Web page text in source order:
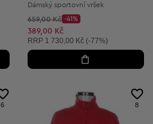
Dámský sportovní vršek
Původní cena:
659,00 Kč
Discount Price:
-41%
Snížená cena:
389,00 Kč
Doporučená cena:
RRP 1 730,00 Kč (-77%)
6 8